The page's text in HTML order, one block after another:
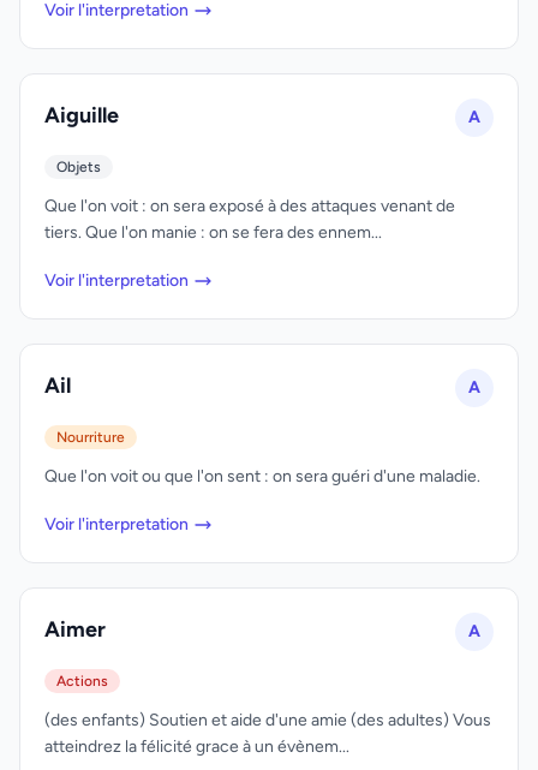
Voir l'interpretation
Aiguille A
Objets
Que l'on voit : on sera exposé à des attaques venant de
tiers. Que l'on manie : on se fera des ennem...
Voir l'interpretation
Ail A
Nourriture
Que l'on voit ou que l'on sent : on sera guéri d'une maladie.
Voir l'interpretation
Aimer A
Actions
(des enfants) Soutien et aide d'une amie (des adultes) Vous
atteindrez la félicité grace à un évènem...